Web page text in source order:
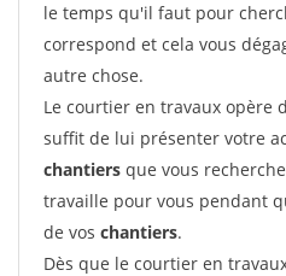
le temps qu'il faut pour
correspond et cela vous
autre chose.
Le courtier en travaux opère
suffit de lui présenter votre
chantiers que vous
travaille pour vous pendant
de vos chantiers.
Dès que le courtier en